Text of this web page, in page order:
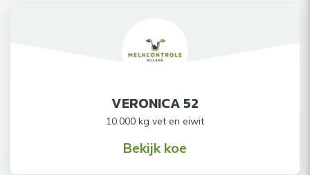
VERONICA 52
10.000 kg vet en eiwit
Bekijk koe